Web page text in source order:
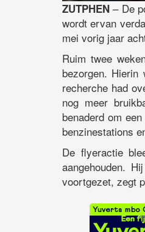
ZUTPHEN – De
wordt ervan
mei vorig jaar
Ruim twee
bezorgen.
recherche had
nog meer
benaderd om
benzinestations
De flyeractie
aangehouden.
voortgezet, zegt